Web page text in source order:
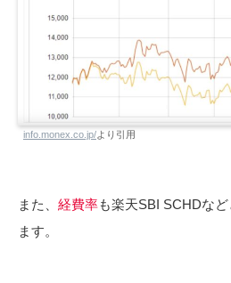
info.monex.co.jp/より引用
また、 経費率も楽天SBI SCHDな
ます。